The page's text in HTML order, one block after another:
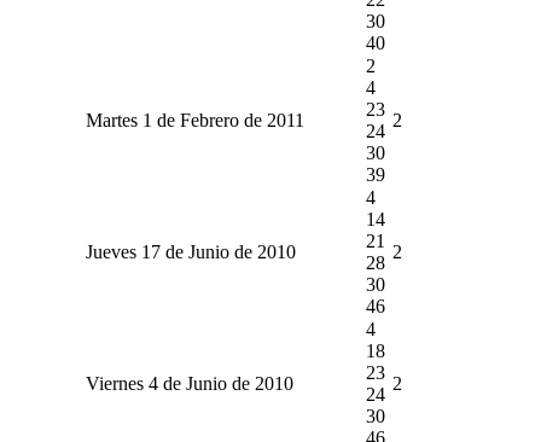
30
40
Martes 1 de Febrero de 2011
2
4
23
24
30
39
2
Jueves 17 de Junio de 2010
4
14
21
28
30
46
2
Viernes 4 de Junio de 2010
4
18
23
24
30
46
2